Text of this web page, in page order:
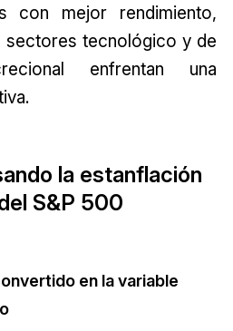
con mejor rendimiento,
sectores tecnológico y de
enfrentan una
la estanflación
S&P 500
en la variable